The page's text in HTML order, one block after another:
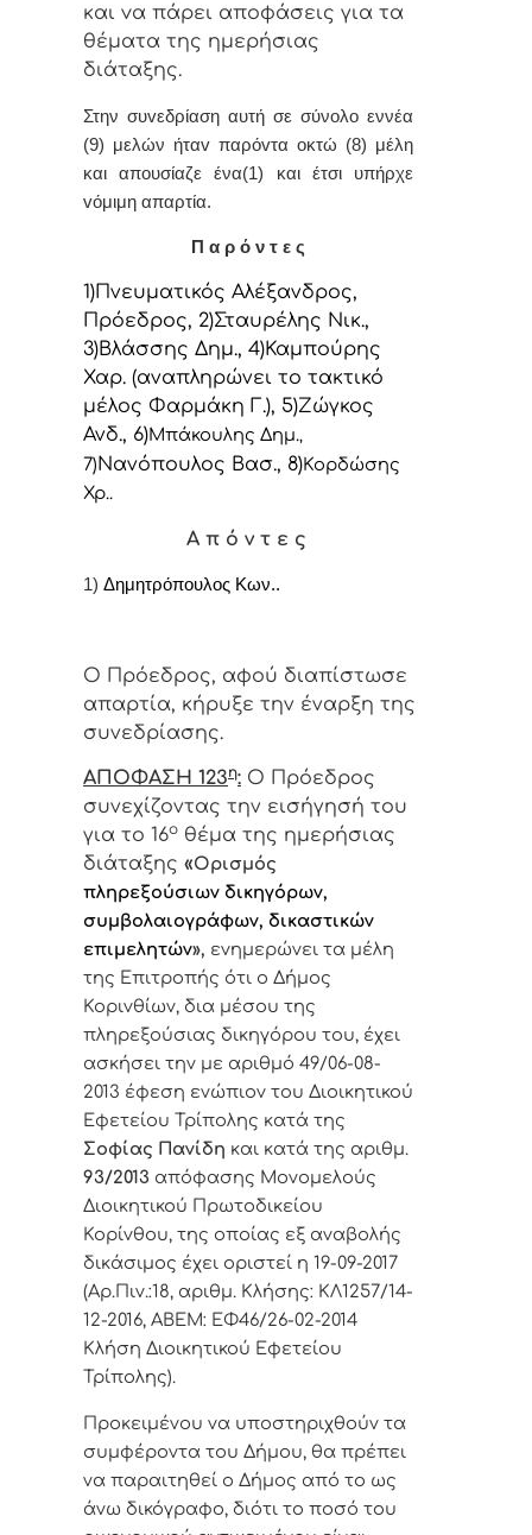
και vα πάρει απoφάσεις για τα
θέματα της ημερήσιας
διάταξης.
Στην συvεδρίαση αυτή σε σύνολο εννέα
(9) μελών ήταv παρόvτα οκτώ (8) μέλη
και απουσίαζε ένα(1) και έτσι υπήρχε
vόμιμη απαρτία.
Π α ρ ό ν τ ε ς
1)Πνευματικός Αλέξανδρος,
Πρόεδρoς, 2)Σταυρέλης Νικ.,
3)Βλάσσης Δημ., 4)Καμπούρης
Χαρ. (αναπληρώνει το τακτικό
μέλος Φαρμάκη Γ.), 5)Ζώγκος
Ανδ., 6)Μπάκουλης Δημ.,
7)Νανόπουλος Βασ., 8)Κορδώσης
Χρ..
Α π ό ν τ ε ς
1) Δημητρόπουλος Κων..
Ο Πρόεδρος, αφού διαπίστωσε
απαρτία, κήρυξε την έναρξη της
συνεδρίασης.
ΑΠΟΦΑΣΗ 123η: Ο Πρόεδρος
συνεχίζοντας την εισήγησή του
για το 16ο θέμα της ημερήσιας
διάταξης «Ορισμός
πληρεξούσιων δικηγόρων,
συμβολαιογράφων, δικαστικών
επιμελητών», ενημερώνει τα μέλη
της Επιτροπής ότι ο Δήμος
Κορινθίων, δια μέσου της
πληρεξούσιας δικηγόρου του, έχει
ασκήσει την με αριθμό 49/06-08-
2013 έφεση ενώπιον του Διοικητικού
Εφετείου Τρίπολης κατά της
Σοφίας Πανίδη και κατά της αριθμ.
93/2013 απόφασης Μονομελούς
Διοικητικού Πρωτοδικείου
Κορίνθου, της οποίας εξ αναβολής
δικάσιμος έχει οριστεί η 19-09-2017
(Αρ.Πιν.:18, αριθμ. Κλήσης: ΚΛ1257/14-
12-2016, ΑΒΕΜ: ΕΦ46/26-02-2014
Κλήση Διοικητικού Εφετείου
Τρίπολης).
Προκειμένου να υποστηριχθούν τα
συμφέροντα του Δήμου, θα πρέπει
να παραιτηθεί ο Δήμος από το ως
άνω δικόγραφο, διότι το ποσό του